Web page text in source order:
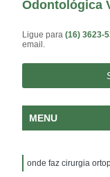
Odontológica
Ligue para(16) 3623-
email.
MENU
onde faz cirurgia